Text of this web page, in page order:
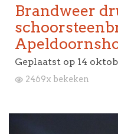
Brandweer
Geplaatst op 14
2469x bekeken